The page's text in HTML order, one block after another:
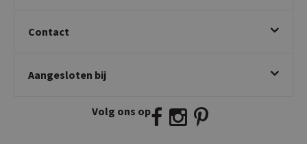
Contact
Twijnstraweg 2
info@kickcollection.nl
Aangesloten bij
Volg ons op